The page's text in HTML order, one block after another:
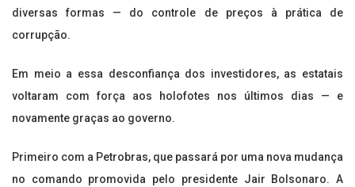
diversas formas — do controle de preços à prática de
corrupção.
Em meio a essa desconfiança dos investidores, as estatais
voltaram com força aos holofotes nos últimos dias — e
novamente graças ao governo.
Primeiro com a Petrobras, que passará por uma nova mudança
no comando promovida pelo presidente Jair Bolsonaro. A